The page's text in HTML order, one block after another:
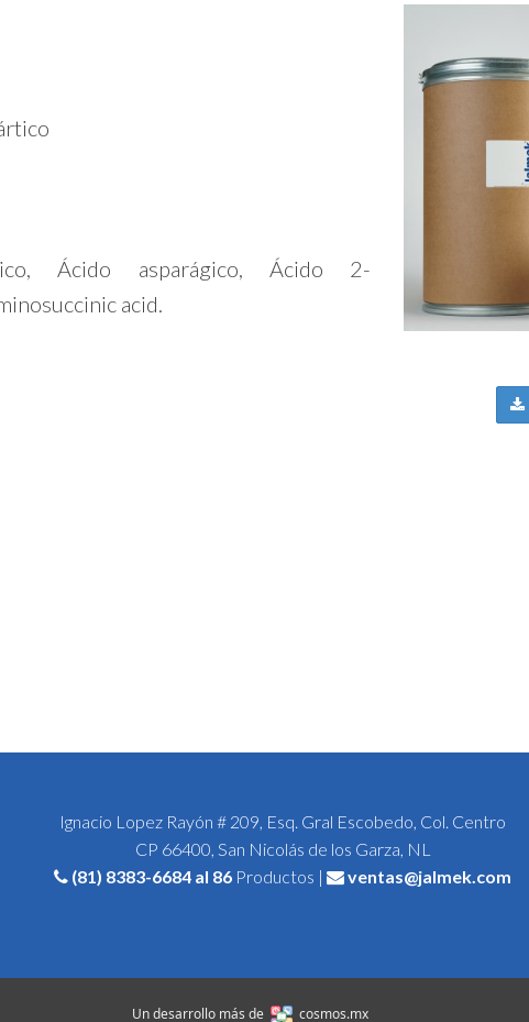
Ácido asparágico, Ácido 2-
acid.
Ignacio Lopez Rayón # 209, Esq. Gral Escobedo, Col. Centro
CP 66400, San Nicolás de los Garza, NL
(81) 8383-6684 al 86 Productos | ventas@jalmek.com
Un desarrollo más de cosmos.mx